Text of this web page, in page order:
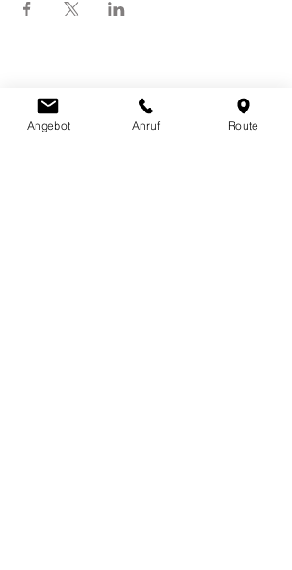
Claudia Schutz
Sandweg 7
Angebot Anruf Route